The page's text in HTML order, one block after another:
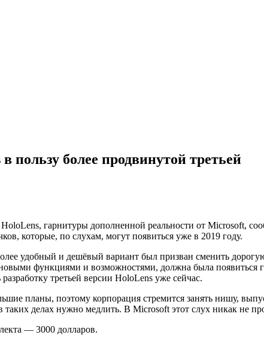
пользу более продвинутой третьей
гарнитуры дополненной реальности от Microsoft,
которые, по слухам, могут появиться уже в 2019 году.
удобный и дешёвый вариант был призван сменить
функциями и возможностями, должна была появиться
третьей версии HoloLens уже сейчас.
планы, поэтому корпорация стремится занять нишу,
делах нужно медлить. В Microsoft этот слух никак не
— 3000 долларов.